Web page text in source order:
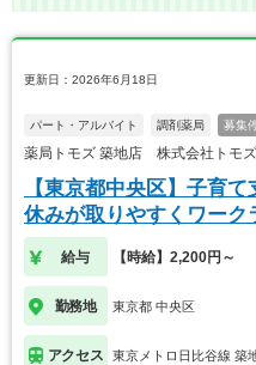
更新日：2026年6月18日
パート・アルバイト 調剤薬局 募集
薬局トモズ 築地店 株式会社トモ
【東京都中央区】子育
休みが取りやすくワー
給与 【時給】2,200円～
勤務地 東京都 中央区
アクセス 東京メトロ日比谷線 築